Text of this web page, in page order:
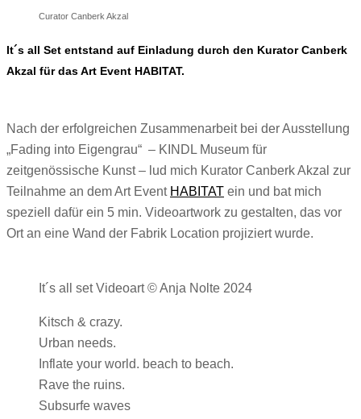
Curator Canberk Akzal
It´s all Set entstand auf Einladung durch den Kurator Canberk
Akzal für das Art Event HABITAT.
Nach der erfolgreichen Zusammenarbeit bei der Ausstellung
„Fading into Eigengrau“ – KINDL Museum für
zeitgenössische Kunst – lud mich Kurator Canberk Akzal zur
Teilnahme an dem Art Event HABITAT ein und bat mich
speziell dafür ein 5 min. Videoartwork zu gestalten, das vor
Ort an eine Wand der Fabrik Location projiziert wurde.
It´s all set Videoart © Anja Nolte 2024
Kitsch & crazy.
Urban needs.
Inflate your world. beach to beach.
Rave the ruins.
Subsurfe waves